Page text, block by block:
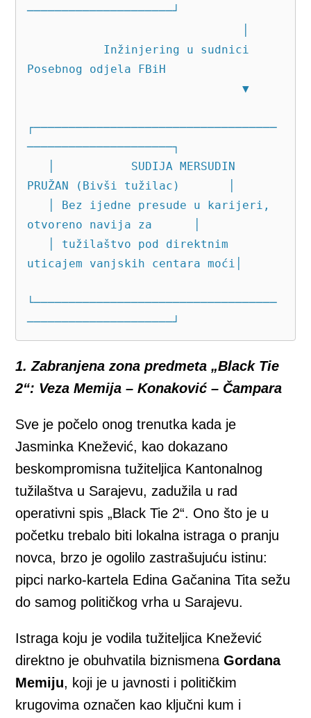
─────────────────────┘
Posebnog odjela FBiH
                               ▼
┌───────────────────────────────────
─────────────────────┐
PRUŽAN (Bivši tužilac)       │
otvoreno navija za      │
uticajem vanjskih centara moći│
└───────────────────────────────────
1. Zabranjena zona predmeta „Black Tie
2“: Veza Memija – Konaković – Čampara
Sve je počelo onog trenutka kada je
Jasminka Knežević, kao dokazano
beskompromisna tužiteljica Kantonalnog
tužilaštva u Sarajevu, zadužila u rad
operativni spis „Black Tie 2“. Ono što je u
početku trebalo biti lokalna istraga o pranju
novca, brzo je ogolilo zastrašujuću istinu:
pipci narko-kartela Edina Gačanina Tita sežu
do samog političkog vrha u Sarajevu.
Istraga koju je vodila tužiteljica Knežević
direktno je obuhvatila biznismenaGordana
Memiju, koji je u javnosti i političkim
krugovima označen kao ključni kum i